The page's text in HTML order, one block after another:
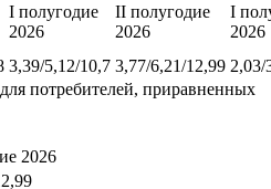
I полугодие
2026
II полугодие
2026
I
2026
3,39/5,12/10,7 3,77/6,21/12,99 2,03/
потребителей, приравненных
2026